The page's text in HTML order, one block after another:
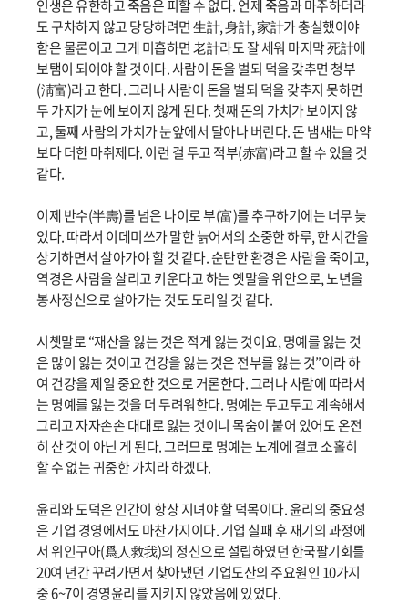
인생은 유한하고 죽음은 피할 수 없다. 언제 죽음과 마주하더라
도 구차하지 않고 당당하려면 生計, 身計, 家計가 충실했어야
함은 물론이고 그게 미흡하면 老計라도 잘 세워 마지막 死計에
보탬이 되어야 할 것이다. 사람이 돈을 벌되 덕을 갖추면 청부
(淸富)라고 한다. 그러나 사람이 돈을 벌되 덕을 갖추지 못하면
두 가지가 눈에 보이지 않게 된다. 첫째 돈의 가치가 보이지 않
고, 둘째 사람의 가치가 눈앞에서 달아나 버린다. 돈 냄새는 마약
보다 더한 마취제다. 이런 걸 두고 적부(赤富)라고 할 수 있을 것
같다.
이제 반수(半壽)를 넘은 나이로 부(富)를 추구하기에는 너무 늦
었다. 따라서 이데미쓰가 말한 늙어서의 소중한 하루, 한 시간을
상기하면서 살아가야 할 것 같다. 순탄한 환경은 사람을 죽이고,
역경은 사람을 살리고 키운다고 하는 옛말을 위안으로, 노년을
봉사정신으로 살아가는 것도 도리일 것 같다.
시쳇말로 “재산을 잃는 것은 적게 잃는 것이요, 명예를 잃는 것
은 많이 잃는 것이고 건강을 잃는 것은 전부를 잃는 것”이라 하
여 건강을 제일 중요한 것으로 거론한다. 그러나 사람에 따라서
는 명예를 잃는 것을 더 두려워한다. 명예는 두고두고 계속해서
그리고 자자손손 대대로 잃는 것이니 목숨이 붙어 있어도 온전
히 산 것이 아닌 게 된다. 그러므로 명예는 노계에 결코 소홀히
할 수 없는 귀중한 가치라 하겠다.
윤리와 도덕은 인간이 항상 지녀야 할 덕목이다. 윤리의 중요성
은 기업 경영에서도 마찬가지이다. 기업 실패 후 재기의 과정에
서 위인구아(爲人救我)의 정신으로 설립하였던 한국팔기회를
20여 년간 꾸려가면서 찾아냈던 기업도산의 주요원인 10가지
중 6~7이 경영윤리를 지키지 않았음에 있었다.